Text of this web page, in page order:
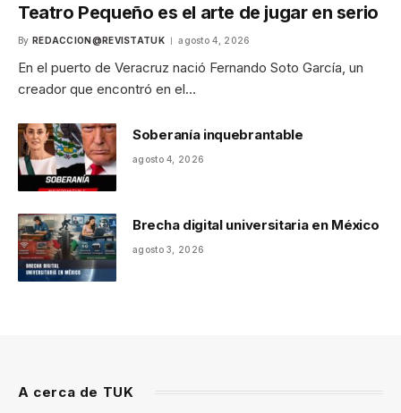
Teatro Pequeño es el arte de jugar en serio
By REDACCION@REVISTATUK agosto 4, 2026
En el puerto de Veracruz nació Fernando Soto García, un
creador que encontró en el…
Soberanía inquebrantable
agosto 4, 2026
Brecha digital universitaria en México
agosto 3, 2026
A cerca de TUK